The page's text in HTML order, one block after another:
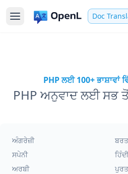
Doc
PHP ਲਈ 100+ ਭਾਸ਼ਾਵਾਂ
PHP ਅਨੁਵਾਦ ਲਈ ਸਭ ਤੋਂ
ਅੰਗਰੇਜ਼ੀ
ਸਪੇਨੀ
ਹਿੰਦੀ
ਅਰਬੀ